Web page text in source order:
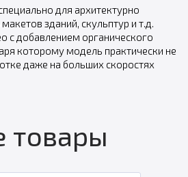
для архитектурно
зданий, скульптур и т.д.
с добавлением органического
которому модель практически не
даже на больших скоростях
товары